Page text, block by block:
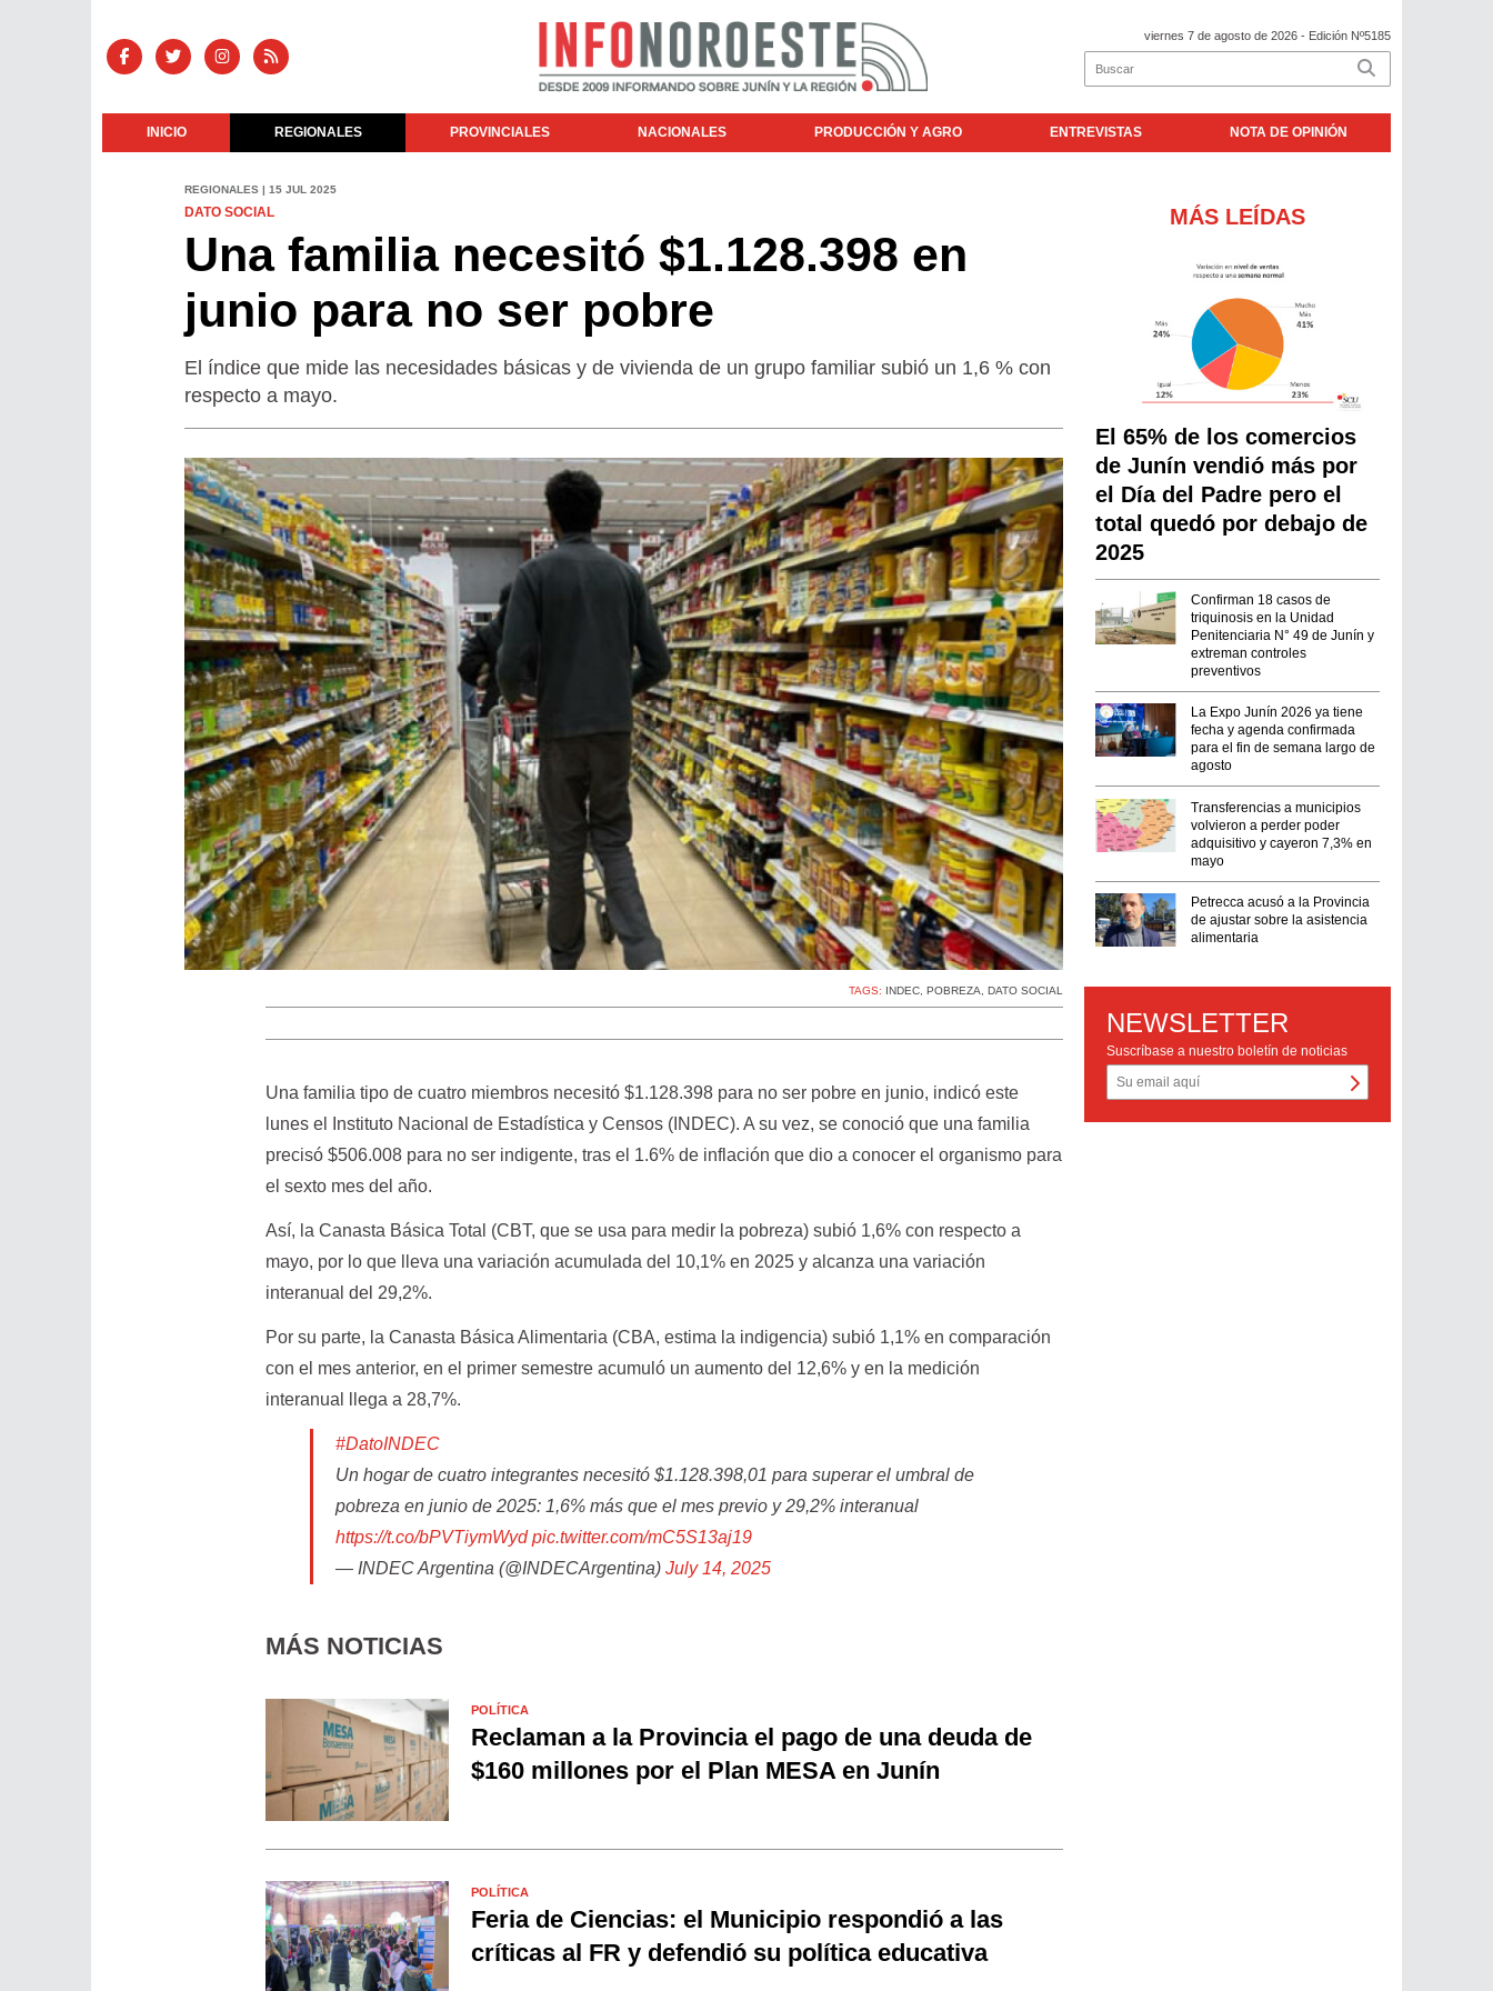
viernes 7 de agosto de 2026 - Edición Nº5185
INICIO REGIONALES PROVINCIALES NACIONALES PRODUCCIÓN Y AGRO ENTREVISTAS NOTA DE OPINIÓN
REGIONALES | 15 JUL 2025
DATO SOCIAL
Una familia necesitó $1.128.398 en
junio para no ser pobre
El índice que mide las necesidades básicas y de vivienda de un grupo familiar subió un 1,6 % con
respecto a mayo.
TAGS: INDEC ,POBREZA ,DATO SOCIAL
Una familia tipo de cuatro miembros necesitó $1.128.398 para no ser pobre en junio, indicó este
lunes el Instituto Nacional de Estadística y Censos (INDEC). A su vez, se conoció que una familia
precisó $506.008 para no ser indigente, tras el 1.6% de inflación que dio a conocer el organismo para
el sexto mes del año.
Así, la Canasta Básica Total (CBT, que se usa para medir la pobreza) subió 1,6% con respecto a
mayo, por lo que lleva una variación acumulada del 10,1% en 2025 y alcanza una variación
interanual del 29,2%.
Por su parte, la Canasta Básica Alimentaria (CBA, estima la indigencia) subió 1,1% en comparación
con el mes anterior, en el primer semestre acumuló un aumento del 12,6% y en la medición
interanual llega a 28,7%.
#DatoINDEC
Un hogar de cuatro integrantes necesitó $1.128.398,01 para superar el umbral de
pobreza en junio de 2025: 1,6% más que el mes previo y 29,2% interanual
https://t.co/bPVTiymWyd pic.twitter.com/mC5S13aj19
— INDEC Argentina (@INDECArgentina)July 14, 2025
MÁS NOTICIAS
POLÍTICA
Reclaman a la Provincia el pago de una deuda de
$160 millones por el Plan MESA en Junín
POLÍTICA
Feria de Ciencias: el Municipio respondió a las
críticas al FR y defendió su política educativa
MÁS LEÍDAS
El 65% de los comercios
de Junín vendió más por
el Día del Padre pero el
total quedó por debajo de
2025
Confirman 18 casos de
triquinosis en la Unidad
Penitenciaria N° 49 de Junín y
extreman controles
preventivos
La Expo Junín 2026 ya tiene
fecha y agenda confirmada
para el fin de semana largo de
agosto
Transferencias a municipios
volvieron a perder poder
adquisitivo y cayeron 7,3% en
mayo
Petrecca acusó a la Provincia
de ajustar sobre la asistencia
alimentaria
NEWSLETTER
Suscríbase a nuestro boletín de noticias